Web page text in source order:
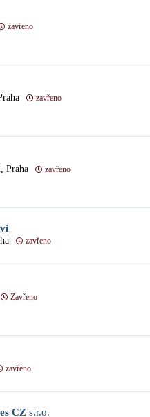
zavřeno
zavřeno
Praha zavřeno
zavřeno
Zavřeno
zavřeno
CZ s.r.o.